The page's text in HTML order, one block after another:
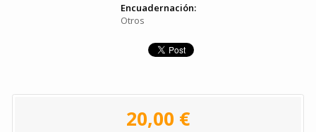
Encuadernación:
Otros
20,00 €